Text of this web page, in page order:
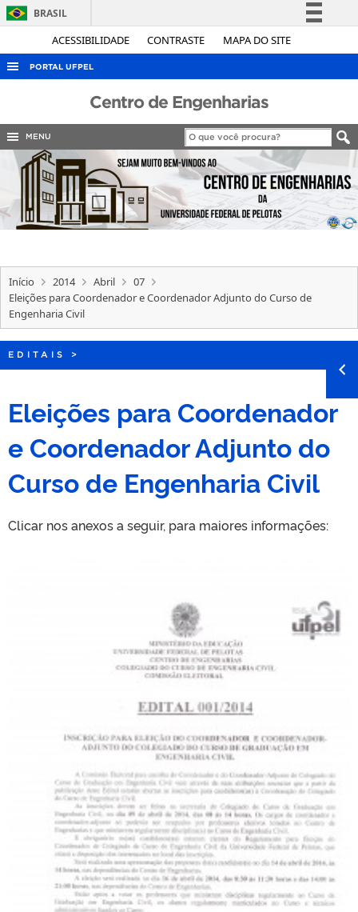
ACESSIBILIDADE CONTRASTE MAPA DO SITE
BRASIL
Simplifique!
Acesso à informação
Legislação
Canais
PORTAL UFPEL
COBALTO
CONCURSOS
EDITAIS
INTERNACIONAL
PORTARIAS
TELEFONES
Centro de Engenharias
MENU
Início 2014 Abril
07
Eleições para Coordenador e Coordenador Adjunto do Curso de
Engenharia Civil
EDITAIS >
Eleições para Coordenador
e Coordenador Adjunto do
Curso de Engenharia Civil
Clicar nos anexos a seguir, para maiores informações: